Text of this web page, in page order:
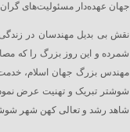
جهان عهده‌دار مسئولیت‌های گران
نقش بی بدیل مهندسان در
شمرده و این روز بزرگ را که
مهندس بزرگ جهان اسلام، خدمت
شوشتر تبریک و تهنیت عرض
شاهد رشد و تعالی کهن شهر